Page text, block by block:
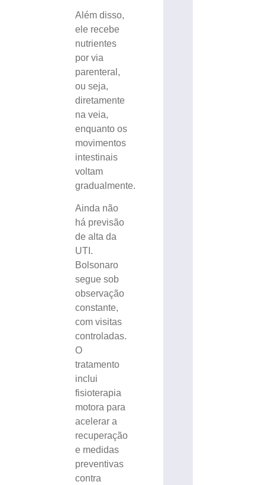
Além disso,
ele recebe
nutrientes
por via
parenteral,
ou seja,
diretamente
na veia,
enquanto os
movimentos
intestinais
voltam
gradualmente.
Ainda não
há previsão
de alta da
UTI.
Bolsonaro
segue sob
observação
constante,
com visitas
controladas.
O
tratamento
inclui
fisioterapia
motora para
acelerar a
recuperação
e medidas
preventivas
contra